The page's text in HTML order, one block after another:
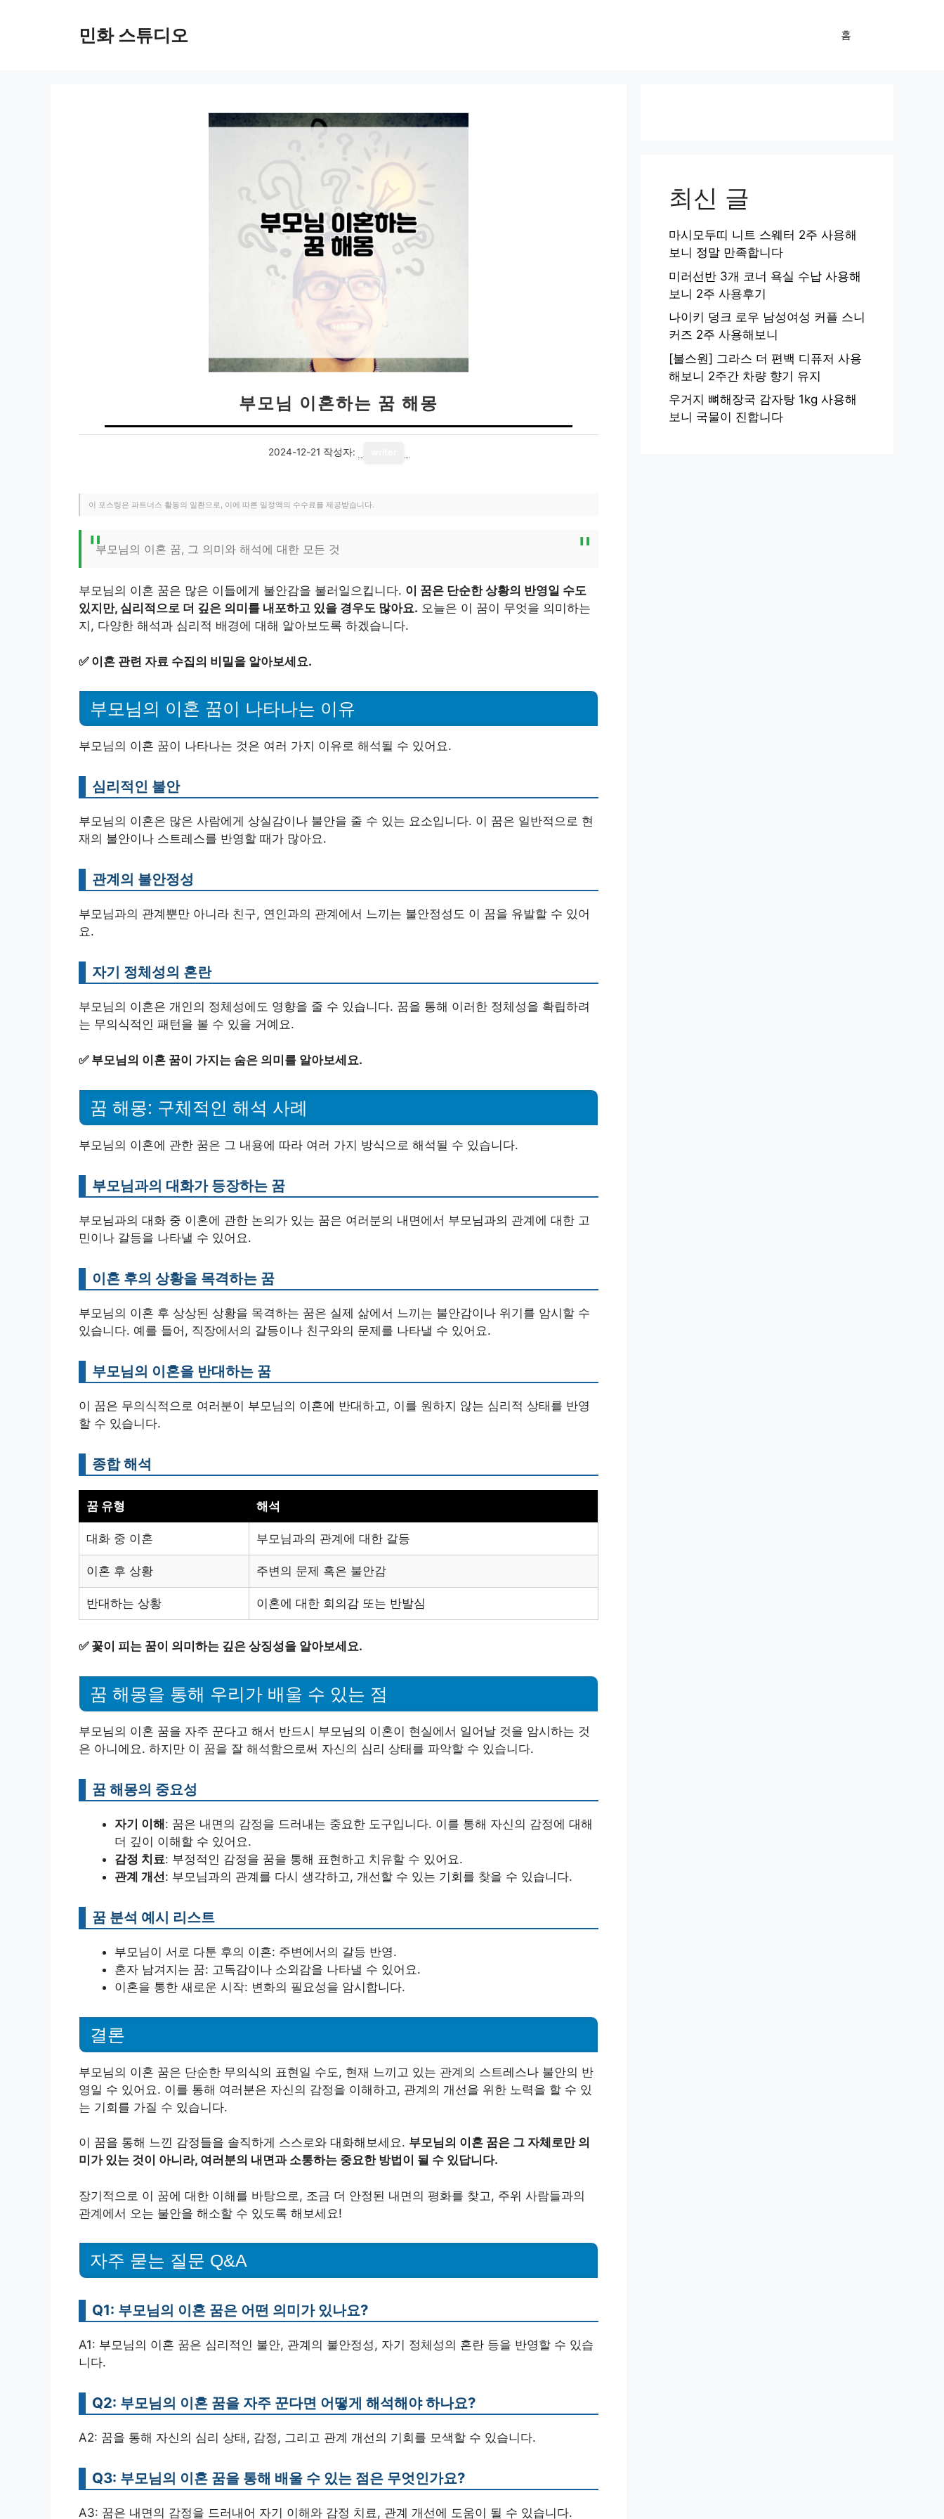
민화 스튜디오 홈
부모님 이혼하는 꿈 해몽
2024-12-21 작성자:
이 포스팅은 파트너스 활동의 일환으로, 이에 따른 일정액의 수수료를 제공받습니다.
부모님의 이혼 꿈, 그 의미와 해석에 대한 모든 것
부모님의 이혼 꿈은 많은 이들에게 불안감을 불러일으킵니다. 이 꿈은 단순한 상황의 반영일 수도
있지만, 심리적으로 더 깊은 의미를 내포하고 있을 경우도 많아요. 오늘은 이 꿈이 무엇을 의미하는
지, 다양한 해석과 심리적 배경에 대해 알아보도록 하겠습니다.
✅ 이혼 관련 자료 수집의 비밀을 알아보세요.
부모님의 이혼 꿈이 나타나는 이유
부모님의 이혼 꿈이 나타나는 것은 여러 가지 이유로 해석될 수 있어요.
심리적인 불안
부모님의 이혼은 많은 사람에게 상실감이나 불안을 줄 수 있는 요소입니다. 이 꿈은 일반적으로 현
재의 불안이나 스트레스를 반영할 때가 많아요.
관계의 불안정성
부모님과의 관계뿐만 아니라 친구, 연인과의 관계에서 느끼는 불안정성도 이 꿈을 유발할 수 있어
요.
자기 정체성의 혼란
부모님의 이혼은 개인의 정체성에도 영향을 줄 수 있습니다. 꿈을 통해 이러한 정체성을 확립하려
는 무의식적인 패턴을 볼 수 있을 거예요.
✅ 부모님의 이혼 꿈이 가지는 숨은 의미를 알아보세요.
꿈 해몽: 구체적인 해석 사례
부모님의 이혼에 관한 꿈은 그 내용에 따라 여러 가지 방식으로 해석될 수 있습니다.
부모님과의 대화가 등장하는 꿈
부모님과의 대화 중 이혼에 관한 논의가 있는 꿈은 여러분의 내면에서 부모님과의 관계에 대한 고
민이나 갈등을 나타낼 수 있어요.
이혼 후의 상황을 목격하는 꿈
부모님의 이혼 후 상상된 상황을 목격하는 꿈은 실제 삶에서 느끼는 불안감이나 위기를 암시할 수
있습니다. 예를 들어, 직장에서의 갈등이나 친구와의 문제를 나타낼 수 있어요.
부모님의 이혼을 반대하는 꿈
이 꿈은 무의식적으로 여러분이 부모님의 이혼에 반대하고, 이를 원하지 않는 심리적 상태를 반영
할 수 있습니다.
종합 해석
꿈 유형 해석
대화 중 이혼 부모님과의 관계에 대한 갈등
이혼 후 상황 주변의 문제 혹은 불안감
반대하는 상황 이혼에 대한 회의감 또는 반발심
✅ 꽃이 피는 꿈이 의미하는 깊은 상징성을 알아보세요.
꿈 해몽을 통해 우리가 배울 수 있는 점
부모님의 이혼 꿈을 자주 꾼다고 해서 반드시 부모님의 이혼이 현실에서 일어날 것을 암시하는 것
은 아니에요. 하지만 이 꿈을 잘 해석함으로써 자신의 심리 상태를 파악할 수 있습니다.
꿈 해몽의 중요성
자기 이해: 꿈은 내면의 감정을 드러내는 중요한 도구입니다. 이를 통해 자신의 감정에 대해
더 깊이 이해할 수 있어요.
감정 치료: 부정적인 감정을 꿈을 통해 표현하고 치유할 수 있어요.
관계 개선: 부모님과의 관계를 다시 생각하고, 개선할 수 있는 기회를 찾을 수 있습니다.
꿈 분석 예시 리스트
부모님이 서로 다툰 후의 이혼: 주변에서의 갈등 반영.
혼자 남겨지는 꿈: 고독감이나 소외감을 나타낼 수 있어요.
이혼을 통한 새로운 시작: 변화의 필요성을 암시합니다.
결론
부모님의 이혼 꿈은 단순한 무의식의 표현일 수도, 현재 느끼고 있는 관계의 스트레스나 불안의 반
영일 수 있어요. 이를 통해 여러분은 자신의 감정을 이해하고, 관계의 개선을 위한 노력을 할 수 있
는 기회를 가질 수 있습니다.
이 꿈을 통해 느낀 감정들을 솔직하게 스스로와 대화해보세요. 부모님의 이혼 꿈은 그 자체로만 의
미가 있는 것이 아니라, 여러분의 내면과 소통하는 중요한 방법이 될 수 있답니다.
장기적으로 이 꿈에 대한 이해를 바탕으로, 조금 더 안정된 내면의 평화를 찾고, 주위 사람들과의
관계에서 오는 불안을 해소할 수 있도록 해보세요!
자주 묻는 질문 Q&A
Q1: 부모님의 이혼 꿈은 어떤 의미가 있나요?
A1: 부모님의 이혼 꿈은 심리적인 불안, 관계의 불안정성, 자기 정체성의 혼란 등을 반영할 수 있습
니다.
Q2: 부모님의 이혼 꿈을 자주 꾼다면 어떻게 해석해야 하나요?
A2: 꿈을 통해 자신의 심리 상태, 감정, 그리고 관계 개선의 기회를 모색할 수 있습니다.
Q3: 부모님의 이혼 꿈을 통해 배울 수 있는 점은 무엇인가요?
A3: 꿈은 내면의 감정을 드러내어 자기 이해와 감정 치료, 관계 개선에 도움이 될 수 있습니다.
최신 글
마시모두띠 니트 스웨터 2주 사용해
보니 정말 만족합니다
미러선반 3개 코너 욕실 수납 사용해
보니 2주 사용후기
나이키 덩크 로우 남성여성 커플 스니
커즈 2주 사용해보니
[불스원] 그라스 더 편백 디퓨저 사용
해보니 2주간 차량 향기 유지
우거지 뼈해장국 감자탕 1kg 사용해
보니 국물이 진합니다